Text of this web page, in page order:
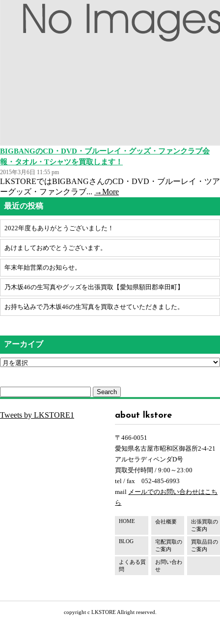
BIGBANGのCD・DVD・ブルーレイ・グッズ・ファンクラブ会
報・タオル・Tシャツを買取します！
2015年3月6日 11:55 pm
LKSTOREではBIGBANGさんのCD・DVD・ブルーレイ・ツア
ーグッズ・ファンクラブ... →More
最近の投稿
2022年度もありがとうございました！
あけましておめでとうございます。
年末年始営業のお知らせ。
乃木坂46の生写真やグッズを出張買取【愛知県額田郡幸田町】
お持ち込みで乃木坂46の生写真を買取させていただきました。
アーカイブ
Search
Tweets by LKSTORE1 about lkstore
〒466-0051
愛知県名古屋市昭和区御器所2-4-21
アルセラディペンダD号
買取受付時間 / 9:00～23:00
tel / fax 052-485-6993
mail メールでのお問い合わせはこち
ら
HOME 会社概要
出張買取の
ご案内
BLOG
宅配買取の
ご案内
買取品目の
ご案内
よくある質
問
お問い合わ
せ
copyright c LKSTORE Allright reserved.